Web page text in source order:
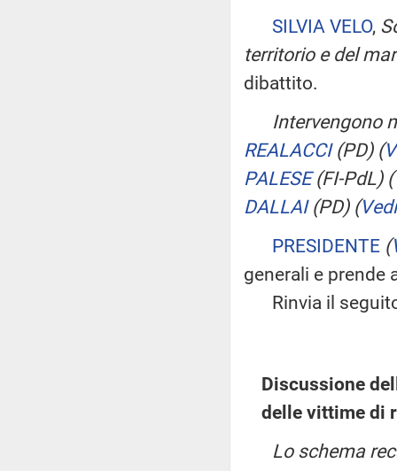
SILVIA VELO,
territorio e del
dibattito.
Intervengono
REALACCI(PD) (
PALESE(FI-PdL) (
DALLAI(PD) (
PRESIDENTE (
generali e prende
Rinvia il
Discussione
delle vittime di
Lo schema